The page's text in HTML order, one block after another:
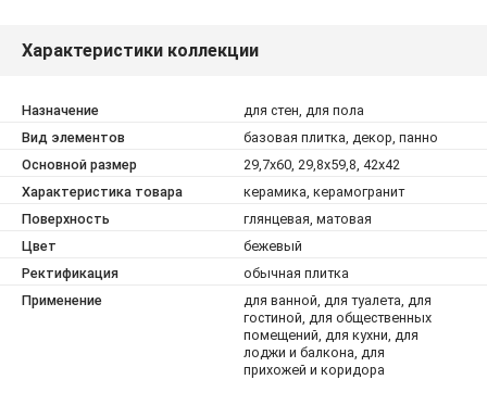
Характеристики коллекции
Назначение
для стен, для пола
Вид элементов
базовая плитка, декор, панно
Основной размер
29,7x60, 29,8x59,8, 42x42
Характеристика товара
керамика, керамогранит
Поверхность
глянцевая, матовая
Цвет
бежевый
Ректификация
обычная плитка
Применение
для ванной, для туалета, для
гостиной, для общественных
помещений, для кухни, для
лоджи и балкона, для
прихожей и коридора